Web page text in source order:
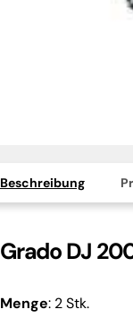
Beschreibung
Grado DJ
Menge: 2 Stk.